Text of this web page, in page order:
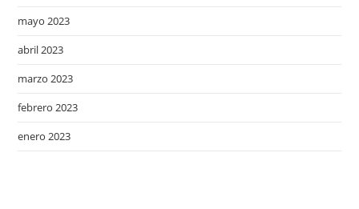
mayo 2023
abril 2023
marzo 2023
febrero 2023
enero 2023